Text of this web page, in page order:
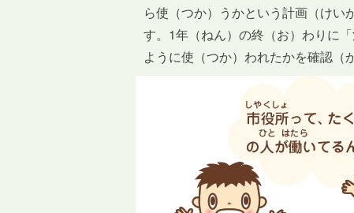
ら使（つか）うかという計画（けい
す。1年（ねん）の終（お）わりに
ように使（つか）われたかを確認（